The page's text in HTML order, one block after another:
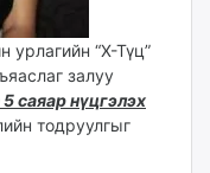
урлагийн “Х-Түц”
залуу
5 саяар нүцгэлэх
тодруулгыг